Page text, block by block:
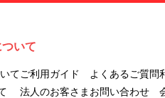
３.「本サイト」とは、当社が運営
トを意味します。
４.「物件」とは、本サイトに掲載さ
いて
てご利用ガイド
法人のお客さま
よくあるご質問
お問い合わせ